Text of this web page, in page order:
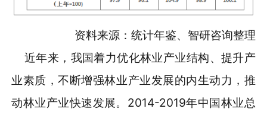
资料来源：统计年鉴、智研咨询整理
近年来，我国着力优化林业产业结构、提升产
业素质，不断增强林业产业发展的内生动力，推
动林业产业快速发展。2014-2019年中国林业总